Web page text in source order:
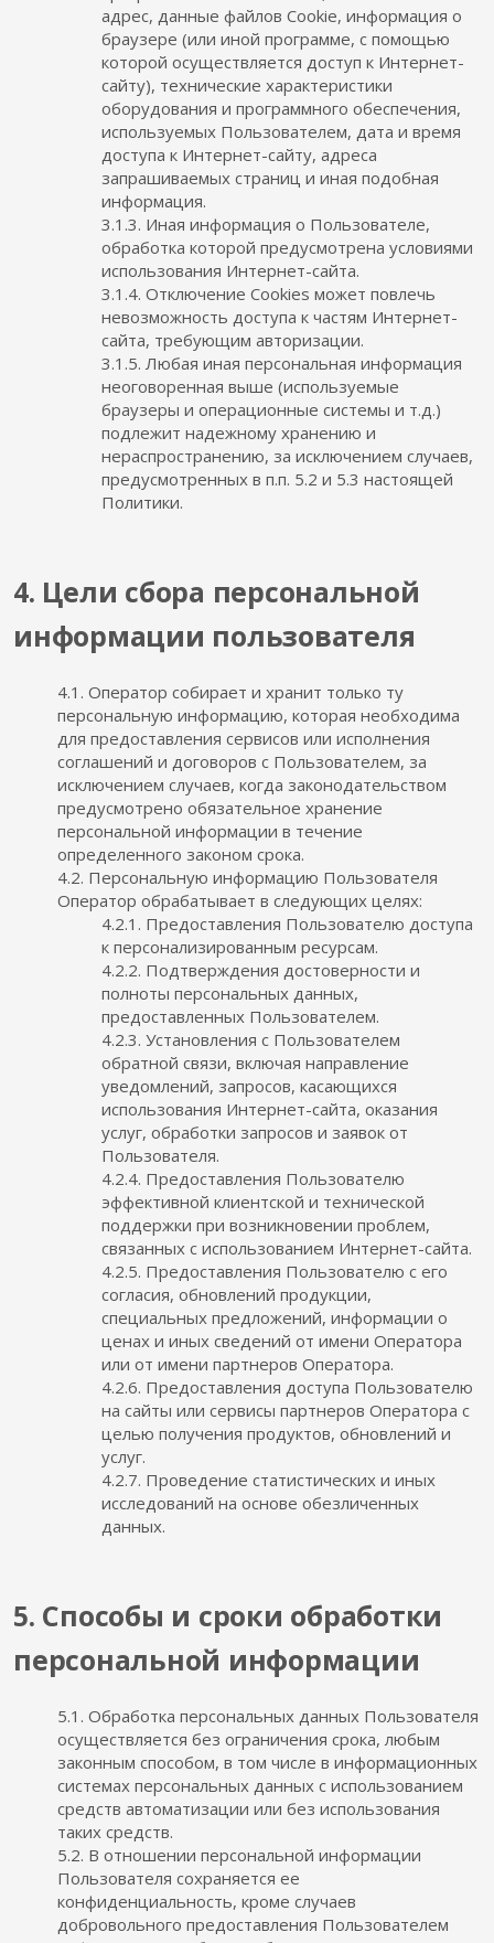
адрес, данные файлов Cookie, информация о
браузере (или иной программе, с помощью
которой осуществляется доступ к Интернет-
сайту), технические характеристики
оборудования и программного обеспечения,
используемых Пользователем, дата и время
доступа к Интернет-сайту, адреса
запрашиваемых страниц и иная подобная
информация.
3.1.3. Иная информация о Пользователе,
обработка которой предусмотрена условиями
использования Интернет-сайта.
3.1.4. Отключение Cookies может повлечь
невозможность доступа к частям Интернет-
сайта, требующим авторизации.
3.1.5. Любая иная персональная информация
неоговоренная выше (используемые
браузеры и операционные системы и т.д.)
подлежит надежному хранению и
нераспространению, за исключением случаев,
предусмотренных в п.п. 5.2 и 5.3 настоящей
Политики.
4. Цели сбора персональной
информации пользователя
4.1. Оператор собирает и хранит только ту
персональную информацию, которая необходима
для предоставления сервисов или исполнения
соглашений и договоров с Пользователем, за
исключением случаев, когда законодательством
предусмотрено обязательное хранение
персональной информации в течение
определенного законом срока.
4.2. Персональную информацию Пользователя
Оператор обрабатывает в следующих целях:
4.2.1. Предоставления Пользователю доступа
к персонализированным ресурсам.
4.2.2. Подтверждения достоверности и
полноты персональных данных,
предоставленных Пользователем.
4.2.3. Установления с Пользователем
обратной связи, включая направление
уведомлений, запросов, касающихся
использования Интернет-сайта, оказания
услуг, обработки запросов и заявок от
Пользователя.
4.2.4. Предоставления Пользователю
эффективной клиентской и технической
поддержки при возникновении проблем,
связанных с использованием Интернет-сайта.
4.2.5. Предоставления Пользователю с его
согласия, обновлений продукции,
специальных предложений, информации о
ценах и иных сведений от имени Оператора
или от имени партнеров Оператора.
4.2.6. Предоставления доступа Пользователю
на сайты или сервисы партнеров Оператора с
целью получения продуктов, обновлений и
услуг.
4.2.7. Проведение статистических и иных
исследований на основе обезличенных
данных.
5. Способы и сроки обработки
персональной информации
5.1. Обработка персональных данных Пользователя
осуществляется без ограничения срока, любым
законным способом, в том числе в информационных
системах персональных данных с использованием
средств автоматизации или без использования
таких средств.
5.2. В отношении персональной информации
Пользователя сохраняется ее
конфиденциальность, кроме случаев
добровольного предоставления Пользователем